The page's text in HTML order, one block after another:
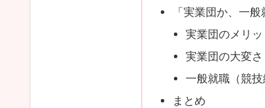
「実業団か、一
実業団のメリッ
実業団の大変さ
一般就職（競
まとめ